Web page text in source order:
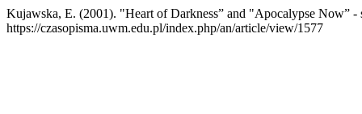
Kujawska, E. (2001). "Heart of Darkness” and "Apocalypse Now” -
https://czasopisma.uwm.edu.pl/index.php/an/article/view/1577